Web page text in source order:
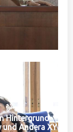
Hintergrund
und Andera XY